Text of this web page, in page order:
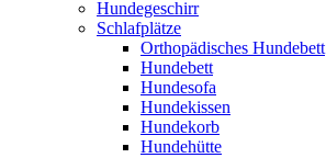
Hundegeschirr
Schlafplätze
Orthopädisches Hundebett
Hundebett
Hundesofa
Hundekissen
Hundekorb
Hundehütte